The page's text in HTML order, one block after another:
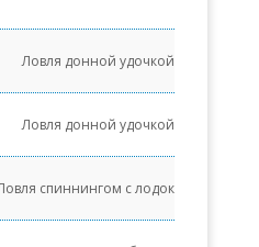
Ловля донной удочкой
Ловля донной удочкой
спиннингом с лодок